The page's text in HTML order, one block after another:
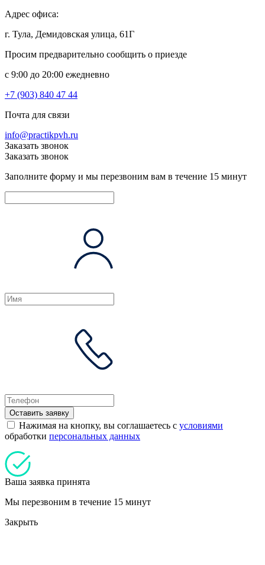
Адрес офиса:
г. Тула, Демидовская улица, 61Г
Просим предварительно сообщить о приезде
c 9:00 до 20:00 ежедневно
+7 (903) 840 47 44
Почта для связи
info@practikpvh.ru
Заказать звонок
Заказать звонок
Заполните форму и мы перезвоним вам в течение 15 минут
Оставить заявку
Нажимая на кнопку, вы соглашаетесь с условиями
обработки персональных данных
Ваша заявка принята
Мы перезвоним в течение 15 минут
Закрыть